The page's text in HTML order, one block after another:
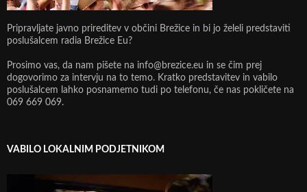
Pripravljate javno prireditev v občini Brežice in bi jo želeli predstaviti
poslušalcem radia Brežice Eu?
Prosimo vas, da nam pišete na info@brezice.eu in se čim prej
dogovorimo za intervju na to temo. Kratko predstavitev in vabilo
poslušalcem lahko posnamemo tudi po telefonu, če nas pokličete na
069 669 069.
VABILO LOKALNIM PODJETNIKOM